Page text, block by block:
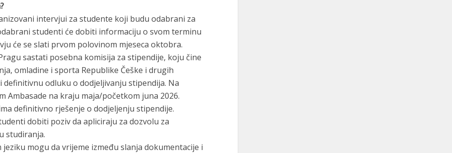
intervjui za studente koji budu odabrani za
studenti će dobiti informaciju o svom terminu
će se slati prvom polovinom mjeseca oktobra.
sastati posebna komisija za stipendije, koju čine
omladine i sporta Republike Češke i drugih
odluku o dodjeljivanju stipendija. Na
Ambasade na kraju maja/početkom juna 2026.
definitivno rješenje o dodjeljenju stipendije.
dobiti poziv da apliciraju za dozvolu za
studiranja.
mogu da vrijeme između slanja dokumentacije i